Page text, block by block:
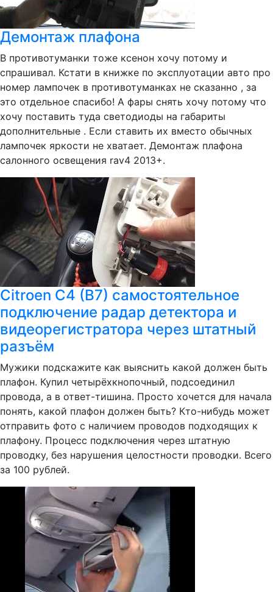
Демонтаж плафона
В противотуманки тоже ксенон хочу потому и
спрашивал. Кстати в книжке по эксплуотации авто про
номер лампочек в противотуманках не сказанно , за
это отдельное спасибо! А фары снять хочу потому что
хочу поставить туда светодиоды на габариты
дополнительные . Если ставить их вместо обычных
лампочек яркости не хватает. Демонтаж плафона
салонного освещения rav4 2013+.
Citroen C4 (B7) самостоятельное
подключение радар детектора и
видеорегистратора через штатный
разъём
Мужики подскажите как выяснить какой должен быть
плафон. Купил четырёхкнопочный, подсоединил
провода, а в ответ-тишина. Просто хочется для начала
понять, какой плафон должен быть? Кто-нибудь может
отправить фото с наличием проводов подходящих к
плафону. Процесс подключения через штатную
проводку, без нарушения целостности проводки. Всего
за 100 рублей.